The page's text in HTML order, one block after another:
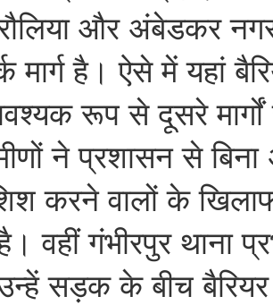
और अंबेडकर
मार्ग है। ऐसे में यहां
रूप से दूसरे
ने प्रशासन से
करने वालों के
वहीं गंभीरपुर थाना
सड़क के बीच